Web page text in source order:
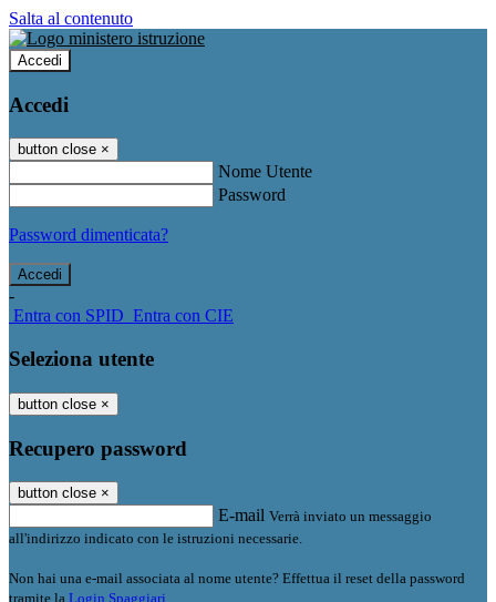
Salta al contenuto
Accedi
Accedi
button close ×
Nome Utente
Password
Password dimenticata?
-
Entra con SPID Entra con CIE
Seleziona utente
button close ×
Recupero password
button close ×
E-mail Verrà inviato un messaggio
all'indirizzo indicato con le istruzioni necessarie.
Non hai una e-mail associata al nome utente? Effettua il reset della password
tramite la Login Spaggiari